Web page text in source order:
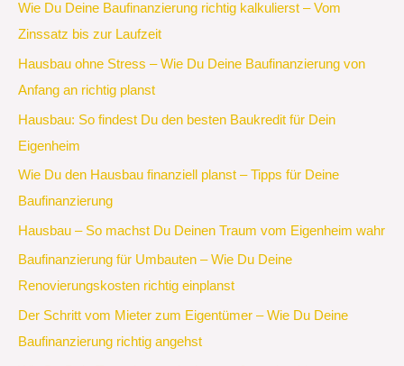
Wie Du Deine Baufinanzierung richtig kalkulierst – Vom
Zinssatz bis zur Laufzeit
Hausbau ohne Stress – Wie Du Deine Baufinanzierung von
Anfang an richtig planst
Hausbau: So findest Du den besten Baukredit für Dein
Eigenheim
Wie Du den Hausbau finanziell planst – Tipps für Deine
Baufinanzierung
Hausbau – So machst Du Deinen Traum vom Eigenheim wahr
Baufinanzierung für Umbauten – Wie Du Deine
Renovierungskosten richtig einplanst
Der Schritt vom Mieter zum Eigentümer – Wie Du Deine
Baufinanzierung richtig angehst